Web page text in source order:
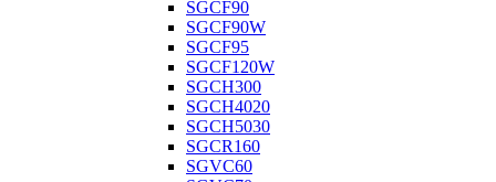
SGCF90
SGCF90W
SGCF95
SGCF120W
SGCH300
SGCH4020
SGCH5030
SGCR160
SGVC60